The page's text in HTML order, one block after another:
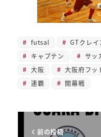
futsal GTクレイ
キャプテン
サッ
大阪
大阪府フッ
連覇
開幕戦
前の投稿